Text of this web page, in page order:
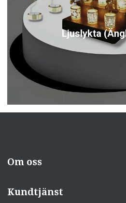
Ljuslykta
Om oss
Kundtjänst